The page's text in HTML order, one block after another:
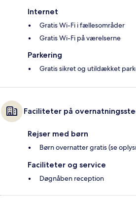
Internet
Gratis Wi-Fi i fællesområder
Gratis Wi-Fi på værelserne
Parkering
Gratis sikret og utildækket
Faciliteter på
Rejser med børn
Børn overnatter gratis (se
Faciliteter og service
Døgnåben reception